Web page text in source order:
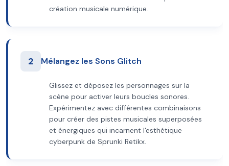
création musicale numérique.
2 Mélangez les Sons Glitch
Glissez et déposez les personnages sur la
scène pour activer leurs boucles sonores.
Expérimentez avec différentes combinaisons
pour créer des pistes musicales superposées
et énergiques qui incarnent l'esthétique
cyberpunk de Sprunki Retikx.